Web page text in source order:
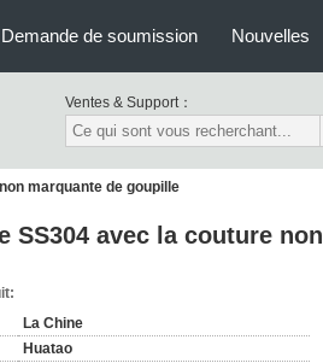
Demande de soumission Nouvelles
Ventes & Support：
marquante de goupille
SS304 avec la couture non
La Chine
Huatao